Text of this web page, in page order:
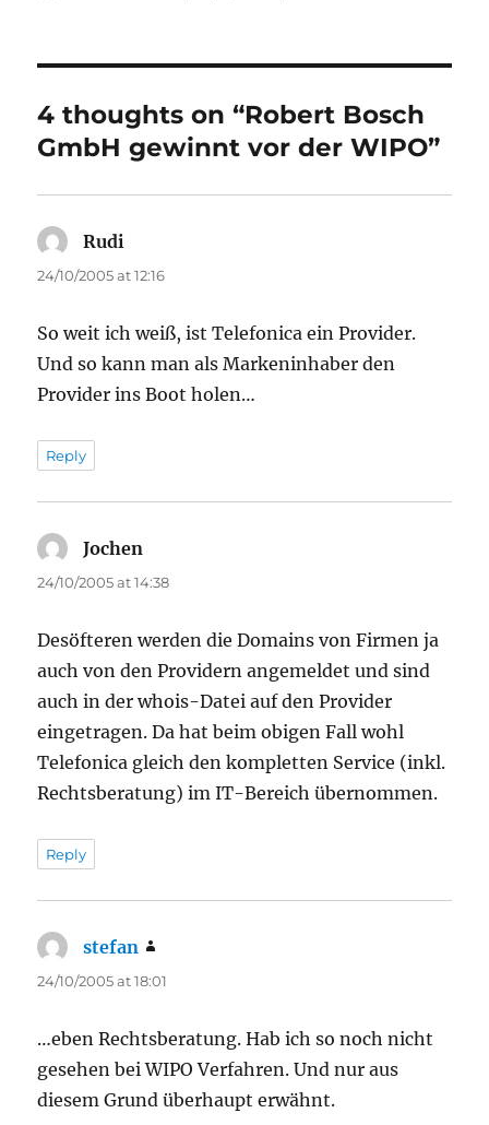
4 thoughts on “Robert Bosch
GmbH gewinnt vor der WIPO”
Rudi
24/10/2005 at 12:16
So weit ich weiß, ist Telefonica ein Provider.
Und so kann man als Markeninhaber den
Provider ins Boot holen…
Reply
Jochen
24/10/2005 at 14:38
Desöfteren werden die Domains von Firmen ja
auch von den Providern angemeldet und sind
auch in der whois-Datei auf den Provider
eingetragen. Da hat beim obigen Fall wohl
Telefonica gleich den kompletten Service (inkl.
Rechtsberatung) im IT-Bereich übernommen.
Reply
stefan
24/10/2005 at 18:01
…eben Rechtsberatung. Hab ich so noch nicht
gesehen bei WIPO Verfahren. Und nur aus
diesem Grund überhaupt erwähnt.